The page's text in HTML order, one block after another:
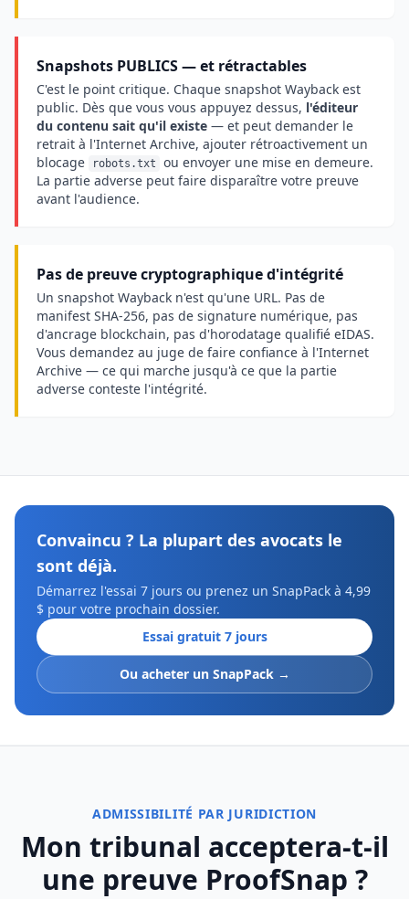
Snapshots PUBLICS — et rétractables
C'est le point critique. Chaque snapshot Wayback est
public. Dès que vous vous appuyez dessus, l'éditeur
du contenu sait qu'il existe — et peut demander le
retrait à l'Internet Archive, ajouter rétroactivement un
blocage
robots.txt
ou envoyer une mise en demeure.
La partie adverse peut faire disparaître votre preuve
avant l'audience.
Pas de preuve cryptographique d'intégrité
Un snapshot Wayback n'est qu'une URL. Pas de
manifest SHA-256, pas de signature numérique, pas
d'ancrage blockchain, pas d'horodatage qualifié eIDAS.
Vous demandez au juge de faire confiance à l'Internet
Archive — ce qui marche jusqu'à ce que la partie
adverse conteste l'intégrité.
Convaincu ? La plupart des avocats le
sont déjà.
Démarrez l'essai 7 jours ou prenez un SnapPack à 4,99
$ pour votre prochain dossier.
Essai gratuit 7 jours
Ou acheter un SnapPack →
ADMISSIBILITÉ PAR JURIDICTION
Mon tribunal acceptera-t-il
une preuve ProofSnap ?